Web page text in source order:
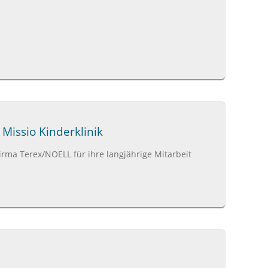
Missio Kinderklinik
Terex/NOELL für ihre langjährige Mitarbeit